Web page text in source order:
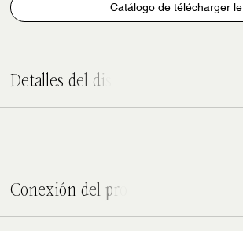
Catálogo de télécharger le
Detalles del di
Conexión del pr